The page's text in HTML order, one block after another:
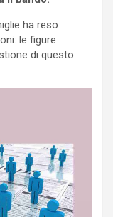
ha reso
le figure
di questo